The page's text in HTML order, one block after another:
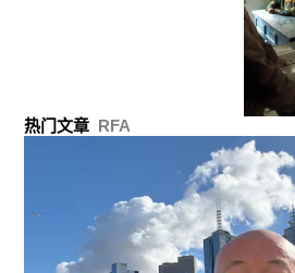
热门文章 RFA